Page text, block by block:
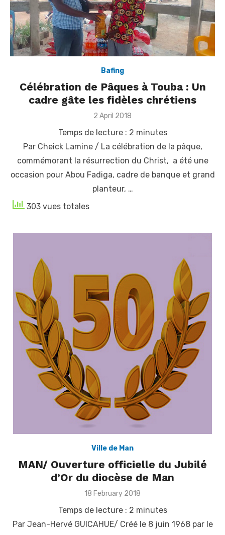
Bafing
Célébration de Pâques à Touba : Un
cadre gâte les fidèles chrétiens
Posted
2 April 2018
Temps de lecture : 2 minutes
Par Cheick Lamine / La célébration de la pâque,
commémorant la résurrection du Christ, a été une
occasion pour Abou Fadiga, cadre de banque et grand
planteur, …
303 vues totales
Ville de Man
MAN/ Ouverture officielle du Jubilé
d’Or du diocèse de Man
Posted
18 February 2018
Temps de lecture : 2 minutes
Par Jean-Hervé GUICAHUE/ Créé le 8 juin 1968 par le